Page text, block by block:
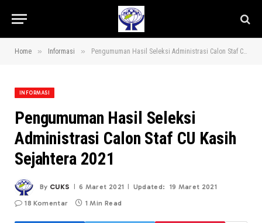
Home » Informasi » Pengumuman Hasil Seleksi Administrasi Calon Staf CU Kasih Sejahtera 2021
INFORMASI
Pengumuman Hasil Seleksi
Administrasi Calon Staf CU Kasih
Sejahtera 2021
By CUKS 6 Maret 2021 Updated: 19 Maret 2021
18 Komentar 1 Min Read